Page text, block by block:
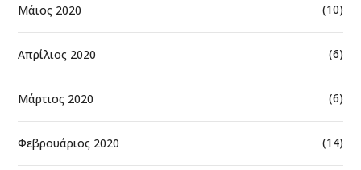
Μάιος 2020 (10)
Απρίλιος 2020 (6)
Μάρτιος 2020 (6)
Φεβρουάριος 2020 (14)